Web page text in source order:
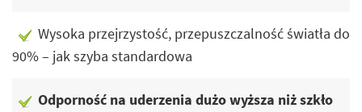
Wysoka przejrzystość, przepuszczalność światła do
90% – jak szyba standardowa
Odporność na uderzenia dużo wyższa niż szkło